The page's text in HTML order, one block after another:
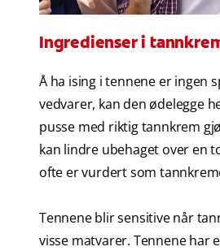
Ingredienser i
Å ha ising i tennene er ingen
vedvarer, kan den ødelegge
pusse med riktig tannkrem
kan lindre ubehaget over en
ofte er vurdert som
Tennene blir sensitive når
visse matvarer. Tennene har